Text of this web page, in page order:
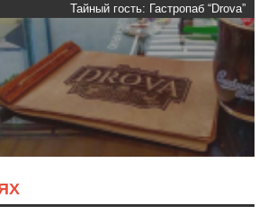
гость: Гастропаб “Drova”